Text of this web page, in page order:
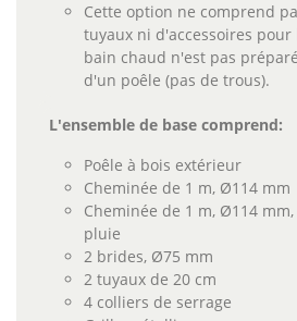
Cette option ne comprend
tuyaux ni d'accessoires pour
bain chaud n'est pas
d'un poêle (pas de trous).
L'ensemble de base comprend:
Poêle à bois extérieur
Cheminée de 1 m, Ø114 mm
Cheminée de 1 m, Ø114
pluie
2 brides, Ø75 mm
2 tuyaux de 20 cm
4 colliers de serrage